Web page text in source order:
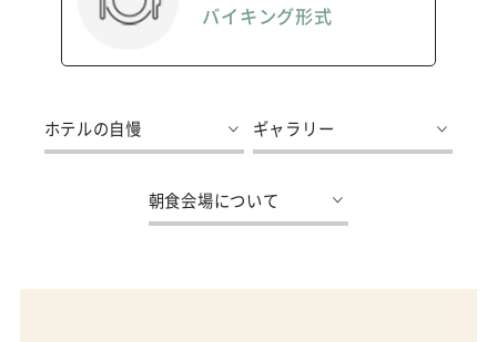
バイキング形式
ホテルの自慢 ギャラリー
朝食会場について